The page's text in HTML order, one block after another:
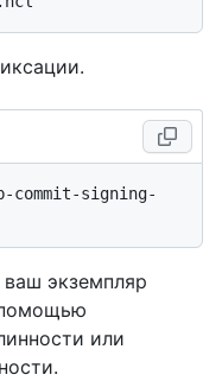
commit-signing-
ваш экземпляр
или